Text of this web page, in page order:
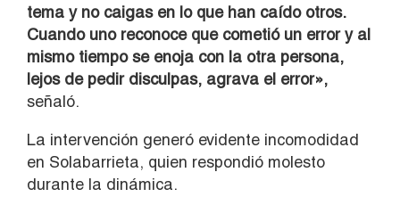
tema y no caigas en lo que han caído otros.
Cuando uno reconoce que cometió un error y al
mismo tiempo se enoja con la otra persona,
lejos de pedir disculpas, agrava el error»,
señaló.
La intervención generó evidente incomodidad
en Solabarrieta, quien respondió molesto
durante la dinámica.